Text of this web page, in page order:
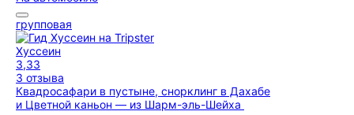
групповая
Хуссеин
3,33
3 отзыва
Квадросафари в пустыне, снорклинг в Дахабе
и Цветной каньон — из Шарм-эль-Шейха